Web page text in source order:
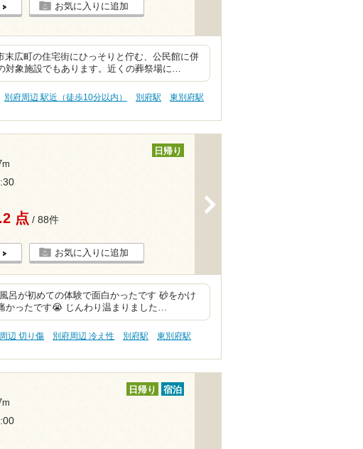
お気に入りに追加
広町の住宅街にひっそりと佇む、公民館に併
対象施設でもあります。近くの葬祭場に…
別府周辺 駅近（徒歩10分以内） 別府駅
東別府駅
日帰り
点 / 88件
お気に入りに追加
呂が初めての体験で面白かったです 砂をかけ
かったです😭 じんわり温まりました…
辺 切り傷 別府周辺 冷え性 別府駅
東別府駅
日帰り 宿泊